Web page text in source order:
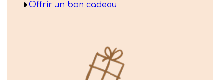
Offrir un bon cadeau